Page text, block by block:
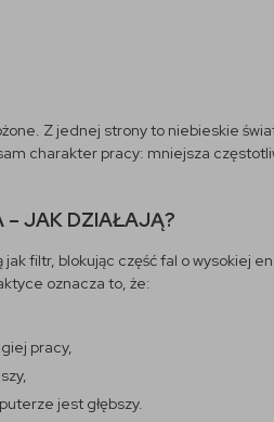
Z jednej strony to niebieskie
charakter pracy: mniejsza
– JAK DZIAŁAJĄ?
jak filtr, blokując część fal o
oznacza to, że:
pracy,
jest głębszy.